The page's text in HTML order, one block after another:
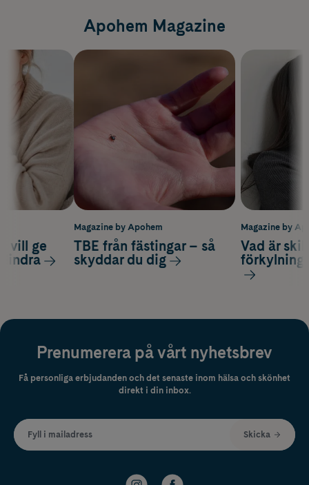
Apohem Magazine
Magazine by
Vad är
förkylning
vill ge
lindra
Magazine by Apohem
TBE från fästingar – så
skyddar du dig
Prenumerera på vårt nyhetsbrev
Få personliga erbjudanden och det senaste inom hälsa och skönhet
direkt i din inbox.
Fyll i mailadress Skicka